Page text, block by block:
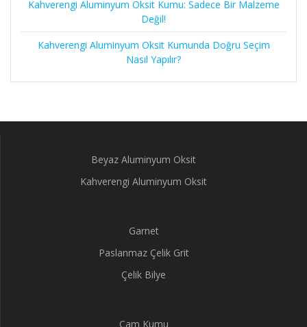
Kahverengi Aluminyum Oksit Kumu: Sadece Bir Malzeme
Değil!
Kahverengi Aluminyum Oksit Kumunda Doğru Seçim
Nasıl Yapılır?
Beyaz Aluminyum Oksit
Kahverengi Aluminyum Oksit
Garnet
Paslanmaz Çelik Grit
Çelik Bilye
Cam Kumu